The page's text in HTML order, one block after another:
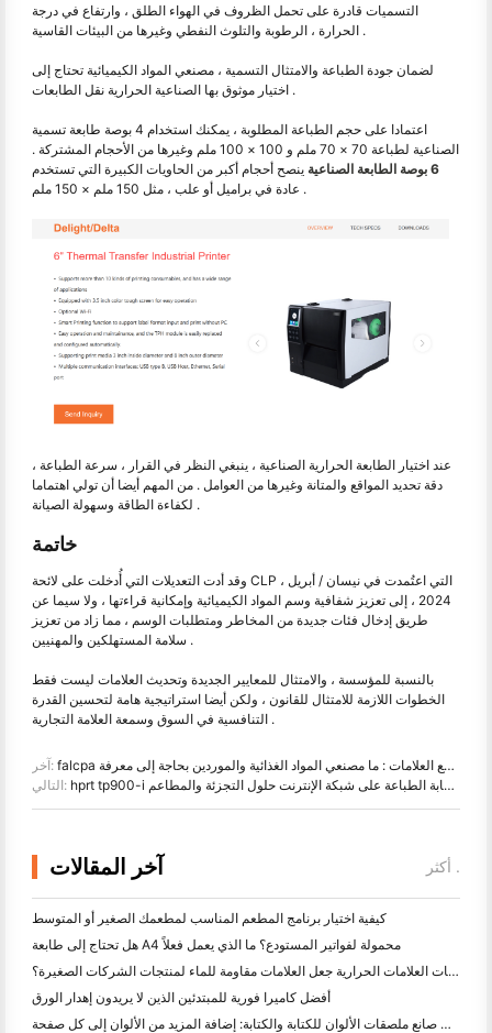
التسميات قادرة على تحمل الظروف في الهواء الطلق ، وارتفاع في درجة
الحرارة ، الرطوبة والتلوث النفطي وغيرها من البيئات القاسية .
لضمان جودة الطباعة والامتثال التسمية ، مصنعي المواد الكيميائية تحتاج إلى
اختيار موثوق بها الصناعية الحرارية نقل الطابعات .
اعتمادا على حجم الطباعة المطلوبة ، يمكنك استخدام 4 بوصة طابعة تسمية
الصناعية لطباعة 70 × 70 ملم و 100 × 100 ملم وغيرها من الأحجام المشتركة .
6 بوصة الطابعة الصناعية
ينصح أحجام أكبر من الحاويات الكبيرة التي تستخدم
عادة في براميل أو علب ، مثل 150 ملم × 150 ملم .
عند اختيار الطابعة الحرارية الصناعية ، ينبغي النظر في القرار ، سرعة الطباعة ،
دقة تحديد المواقع والمتانة وغيرها من العوامل . من المهم أيضا أن تولي اهتماما
لكفاءة الطاقة وسهولة الصيانة .
خاتمة
وقد أدت التعديلات التي أُدخلت على لائحة CLP ، التي اعتُمدت في نيسان / أبريل
2024 ، إلى تعزيز شفافية وسم المواد الكيميائية وإمكانية قراءتها ، ولا سيما عن
طريق إدخال فئات جديدة من المخاطر ومتطلبات الوسم ، مما زاد من تعزيز
سلامة المستهلكين والمهنيين .
بالنسبة للمؤسسة ، والامتثال للمعايير الجديدة وتحديث العلامات ليست فقط
الخطوات اللازمة للامتثال للقانون ، ولكن أيضا استراتيجية هامة لتحسين القدرة
التنافسية في السوق وسمعة العلامة التجارية .
آخر:
falcpa متطلبات وضع العلامات : ما مصنعي المواد الغذائية والموردين بحاجة إلى معرفة
التالي:
hprt tp900-i الذكية استلام الطابعة : سحابة الطباعة على شبكة الإنترنت حلول التجزئة والمطاعم
آخر المقالات أكثر .
كيفية اختيار برنامج المطعم المناسب لمطعمك الصغير أو المتوسط
هل تحتاج إلى طابعة A4 محمولة لفواتير المستودع؟ ما الذي يعمل فعلاً
هل يمكن لطابعات العلامات الحرارية جعل العلامات مقاومة للماء لمنتجات الشركات الصغيرة؟
أفضل كاميرا فورية للمبتدئين الذين لا يريدون إهدار الورق
أفضل صانع ملصقات الألوان للكتابة والكتابة: إضافة المزيد من الألوان إلى كل صفحة